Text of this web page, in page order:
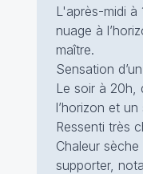
L'après-midi à
nuage à
maître.
Sensation
Le soir à 20h,
l’horizon et
Ressenti très
Chaleur
supporter,